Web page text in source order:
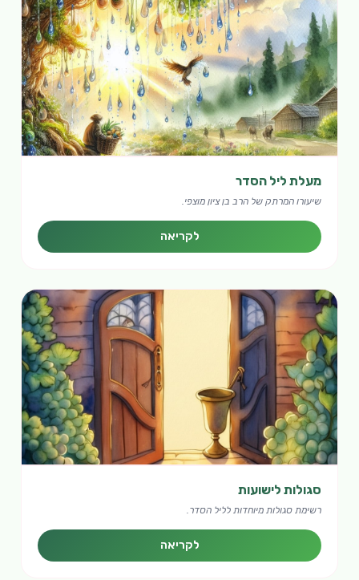
מעלת ליל הסדר
שיעורו המרתק של הרב בן ציון מוצפי.
לקריאה
סגולות לישועות
רשימת סגולות מיוחדות לליל הסדר.
לקריאה